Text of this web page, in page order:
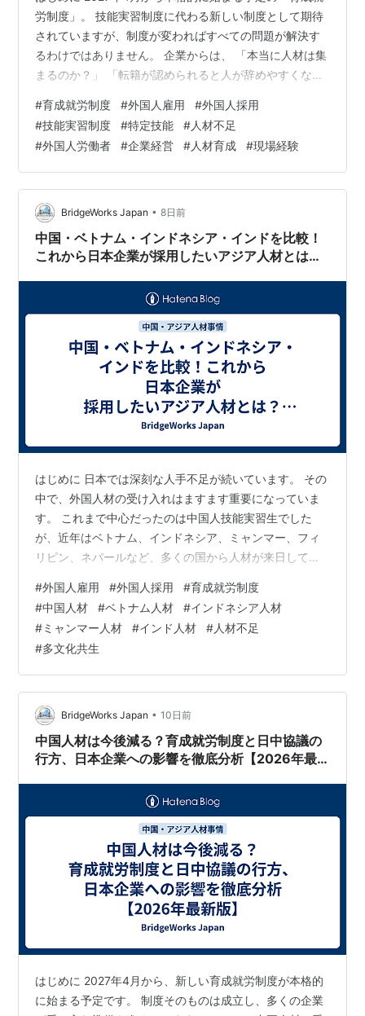
労制度」。 技能実習制度に代わる新しい制度として期待
されていますが、制度が変わればすべての問題が解決す
るわけではありません。 企業からは、 「本当に人材は集
まるのか？」 「転籍が認められると人が辞めやすくなら
た声も聞かれます。 一方で、外国人材にも、 「安心して
働ける制度になるのか。」 という期待と不安がありま
す。 私は長年、中国人技能実習生の通訳・生活支援に携
わり、多くの企業と外国人材を見てきました。 その経験
から感じるのは、制度そのものよりも、「制度をどう運
用するか」が成功の鍵にな…
#育成就労制度 #外国人雇用 #外国人採用
#技能実習制度 #特定技能 #人材不足
#外国人労働者 #企業経営 #人材育成 #現場経験
BridgeWorks Japan • 8日前
中国・ベトナム・インドネシア・インドを比較！
これから日本企業が採用したいアジア人材とは？
はじめに 日本では深刻な人手不足が続いています。 その
中で、外国人材の受け入れはますます重要になっていま
す。 これまで中心だったのは中国人技能実習生でした
が、近年はベトナム、インドネシア、ミャンマー、フィ
リピン、ネパールなど、多くの国から人材が来日してい
目が集まっています。 では、日本企業はどの国の人材を
採用すべきなのでしょうか。 私は長年、中国人技能実習
生の通訳・生活支援として多くの現場を見てきました。
この記事では、中国人材の特徴を軸に、主要なアジア各
国の人材を比較し、それぞれの強みや課題、今後の可能
性について考えてみます。 ※本記事は国…
#外国人雇用 #外国人採用 #育成就労制度
#中国人材 #ベトナム人材 #インドネシア人材
#ミャンマー人材 #インド人材 #人材不足
#多文化共生
BridgeWorks Japan • 10日前
中国人材は今後減る？育成就労制度と日中協議の
行方、日本企業への影響を徹底分析【2026年最
はじめに 2027年4月から、新しい育成就労制度が本格的
に始まる予定です。 制度そのものは成立し、多くの企業